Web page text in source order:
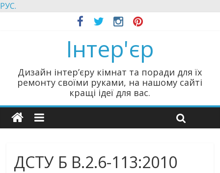
РУС.
Інтер'єр
Дизайн інтер’єру кімнат та поради для їх
ремонту своїми руками, на нашому сайті
кращі ідеї для вас.
ДСТУ Б В.2.6-113:2010